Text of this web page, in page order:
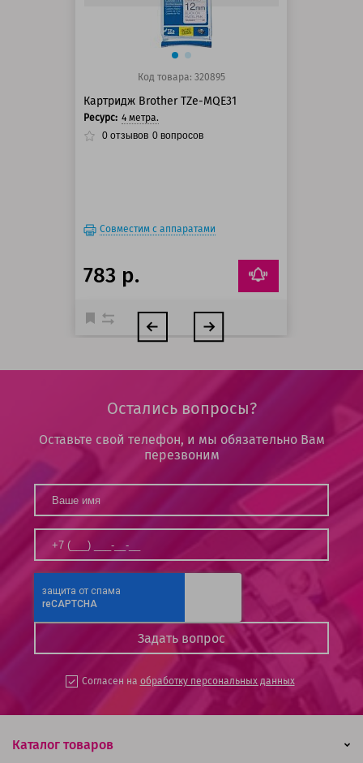
Код товара: 320895
Картридж Brother TZe-MQE31
Ресурс: 4 метра.
0 отзывов 0 вопросов
Совместим с аппаратами
783 р.
Остались вопросы?
Оставьте свой телефон, и мы обязательно Вам
перезвоним
Согласен на обработку персональных данных
Каталог товаров